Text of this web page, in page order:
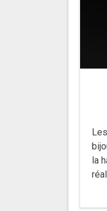
la